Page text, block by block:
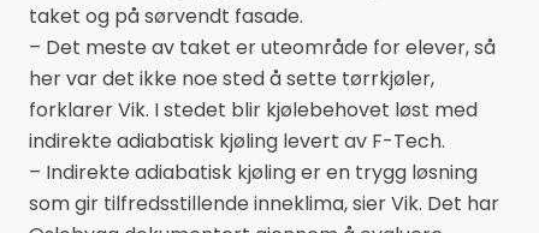
taket og på sørvendt fasade.
– Det meste av taket er uteområde for elever, så
her var det ikke noe sted å sette tørrkjøler,
forklarer Vik. I stedet blir kjølebehovet løst med
indirekte adiabatisk kjøling levert av F-Tech.
– Indirekte adiabatisk kjøling er en trygg løsning
som gir tilfredsstillende inneklima, sier Vik. Det har